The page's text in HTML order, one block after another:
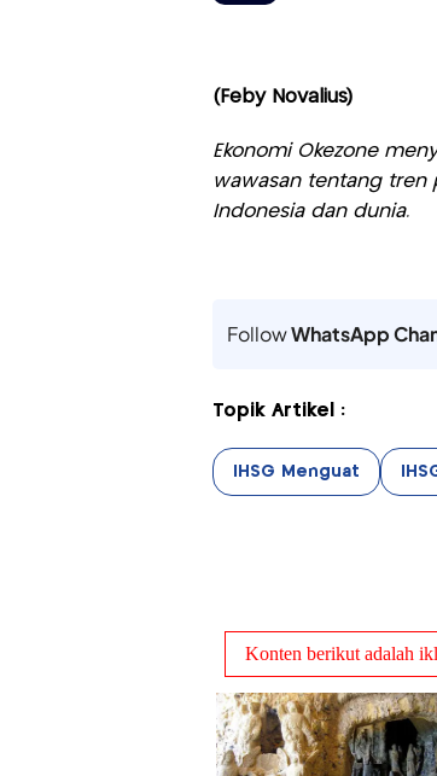
(Feby Novalius)
Ekonomi Okezone
wawasan tentang tren
Indonesia dan dunia.
FollowWhatsApp
Topik Artikel :
IHSG Menguat